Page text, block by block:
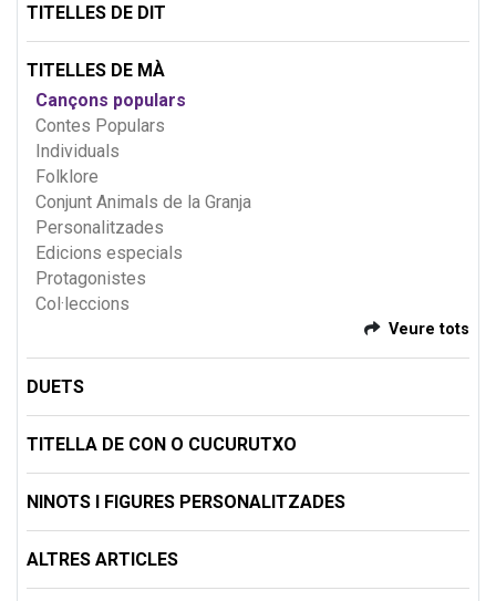
TITELLES DE DIT
TITELLES DE MÀ
Cançons populars
Contes Populars
Individuals
Folklore
Conjunt Animals de la Granja
Personalitzades
Edicions especials
Protagonistes
Col·leccions
Veure tots
DUETS
TITELLA DE CON O CUCURUTXO
NINOTS I FIGURES PERSONALITZADES
ALTRES ARTICLES